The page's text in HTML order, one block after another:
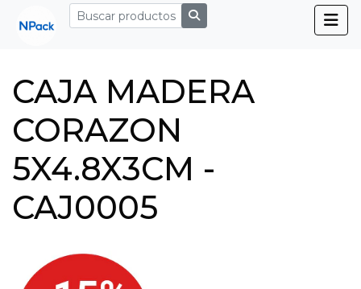
CAJA MADERA
CORAZON
5X4.8X3CM -
CAJ0005